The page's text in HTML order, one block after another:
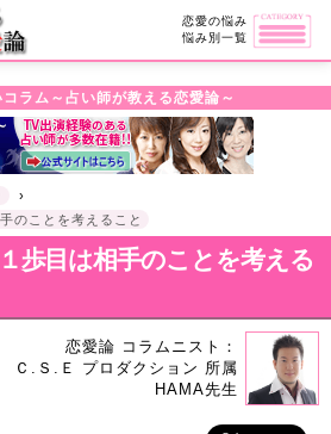
恋愛の悩み
悩み別一覧
ラム～占い師が教える恋愛論～
›
のことを考えること
歩目は相手のことを考える
恋愛論 コラムニスト：
Ｃ.Ｓ.Ｅ プロダクション 所属
HAMA先生